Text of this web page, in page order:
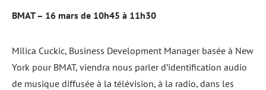
BMAT – 16 mars de 10h45 à 11h30
Milica Cuckic, Business Development Manager basée à New
York pour BMAT, viendra nous parler d’identification audio
de musique diffusée à la télévision, à la radio, dans les